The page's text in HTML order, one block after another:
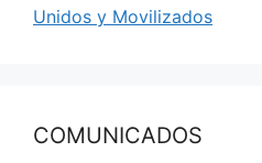
Unidos y Movilizados
COMUNICADOS